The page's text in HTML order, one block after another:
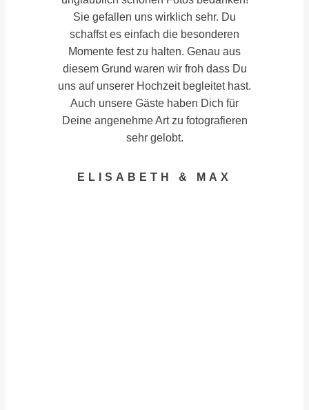
Sie gefallen uns wirklich sehr. Du
schaffst es einfach die besonderen
Momente fest zu halten. Genau aus
diesem Grund waren wir froh dass Du
uns auf unserer Hochzeit begleitet hast.
Auch unsere Gäste haben Dich für
Deine angenehme Art zu fotografieren
sehr gelobt.
ELISABETH & MAX